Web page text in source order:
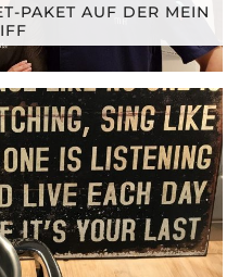
PAKET AUF DER MEIN